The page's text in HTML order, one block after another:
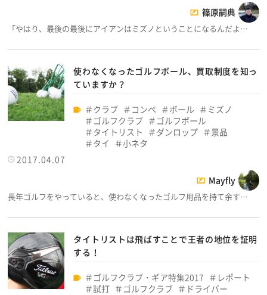
篠原嗣典
「やはり、最後の最後にアイアンはミズノということになるんだよ…
使わなくなったゴルフボール、買取制度を知っ
ていますか？
クラブ コンペ ボール
ミズノ
ゴルフクラブ
ゴルフボール
タイトリスト
ダンロップ
景品
タイ
小ネタ
2017.04.07
Mayfly
長年ゴルフをやっていると、使わなくなったゴルフ用品を持て余す…
タイトリストは飛ばすことで王者の地位を証明
する！
ゴルフクラブ・ギア特集2017
レポート
試打
ゴルフクラブ
ドライバー